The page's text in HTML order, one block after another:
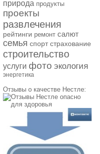
природа продукты
проекты
развлечения
рейтинги ремонт салют
семья спорт страхование
строительство
услуги фото экология
энергетика
Отзывы о качестве Нестле: